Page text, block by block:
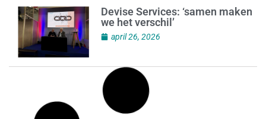
Devise Services: ‘samen maken
we het verschil’
april 26, 2026
Onderzoek 2026: welke
zakelijke dienstverlener maakt
het verschil?
april 26, 2026